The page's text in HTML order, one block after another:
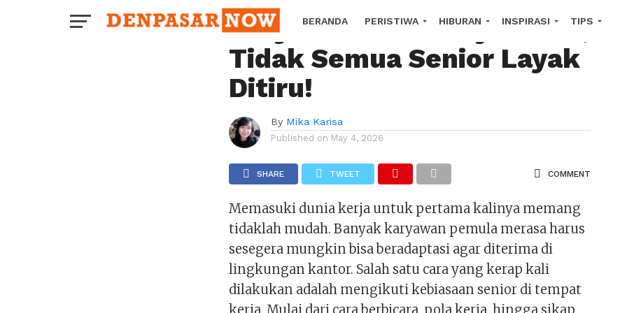
BERANDA PERISTIWA HIBURAN INSPIRASI TIPS
HOROSCOPE
Karyawan Baru Wajib Tahu,
Tidak Semua Senior Layak
Ditiru!
By Mika Karisa
Published on May 4, 2026
SHARE TWEET COMMENT
Memasuki dunia kerja untuk pertama kalinya memang
tidaklah mudah. Banyak karyawan pemula merasa harus
sesegera mungkin bisa beradaptasi agar diterima di
lingkungan kantor. Salah satu cara yang kerap kali
dilakukan adalah mengikuti kebiasaan senior di tempat